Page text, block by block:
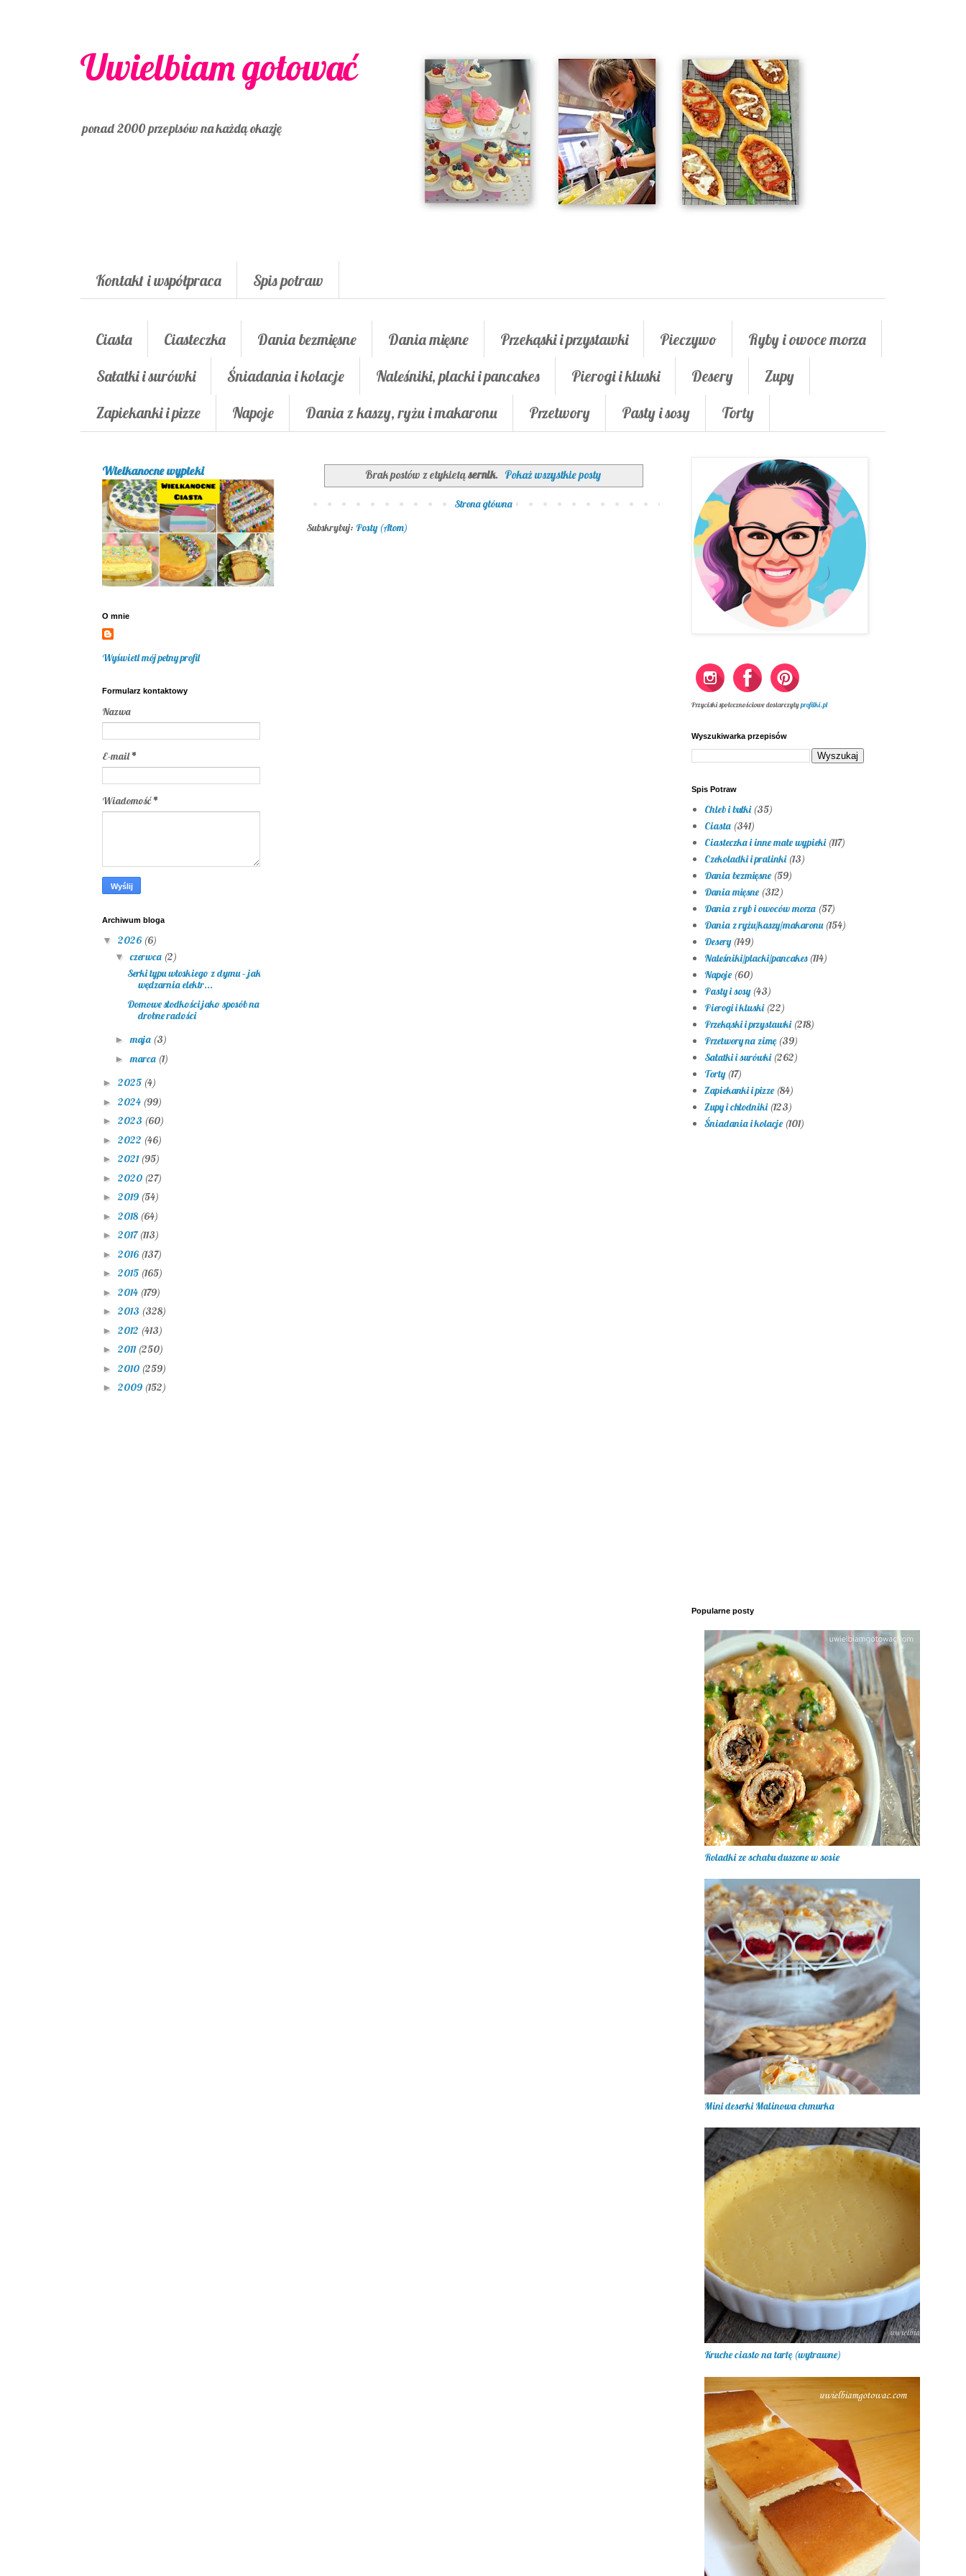
Uwielbiam gotować
ponad 2000 przepisów na każdą okazję
Kontakt i współpraca Spis potraw
Ciasta Ciasteczka Dania bezmięsne Dania mięsne Przekąski i przystawki Pieczywo
Ryby i owoce morza
Sałatki i surówki
Śniadania i kolacje Naleśniki, placki i pancakes Pierogi i kluski Desery
Zupy
Zapiekanki i pizze
Napoje Dania z kaszy, ryżu i makaronu Przetwory Pasty i sosy Torty
Brak postów z etykietąsernik. Pokaż wszystkie posty
Strona główna
Subskrybuj: Posty (Atom)
Wielkanocne wypieki
O mnie
Wyświetl mój pełny profil
Formularz kontaktowy
Nazwa
E-mail*
Wiadomość*
Archiwum bloga
▼ 2026 (6)
▼czerwca (2)
Serki typu włoskiego z dymu – jak
wędzarnia elektr...
Domowe słodkości jako sposób na
drobne radości
►maja (3)
► marca (1)
► 2025 (4)
► 2024 (99)
► 2023 (60)
► 2022 (46)
► 2021 (95)
► 2020 (27)
► 2019 (54)
► 2018 (64)
► 2017(113)
► 2016 (137)
► 2015 (165)
► 2014 (179)
► 2013 (328)
► 2012 (413)
► 2011 (250)
► 2010 (259)
► 2009 (152)
Przyciski społecznościowe dostarczyłyprofilki.pl
Wyszukiwarka przepisów
Spis Potraw
Chleb i bułki (35)
Ciasta (341)
Ciasteczka i inne małe wypieki (117)
Czekoladki i pralinki (13)
Dania bezmięsne (59)
Dania mięsne (312)
Dania z ryb i owoców morza (57)
Dania z ryżu/kaszy/makaronu (154)
Desery (149)
Naleśniki/placki/pancakes (114)
Napoje (60)
Pasty i sosy (43)
Pierogi i kluski (22)
Przekąski i przystawki (218)
Przetwory na zimę (39)
Sałatki i surówki (262)
Torty (17)
Zapiekanki i pizze (84)
Zupy i chłodniki (123)
Śniadania i kolacje (101)
Popularne posty
Roladki ze schabu duszone w sosie
Mini deserki Malinowa chmurka
Kruche ciasto na tartę (wytrawne)